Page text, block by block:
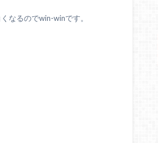
なるのでwin-winです。